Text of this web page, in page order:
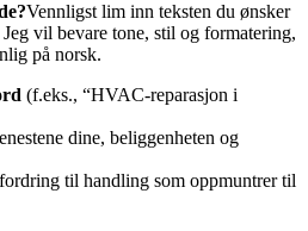
Vennligst lim inn teksten du ønsker
vil bevare tone, stil og formatering,
på norsk.
(f.eks., “HVAC-reparasjon i
dine, beliggenheten og
til handling som oppmuntrer til